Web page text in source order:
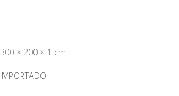
300 × 200 × 1 cm
IMPORTADO